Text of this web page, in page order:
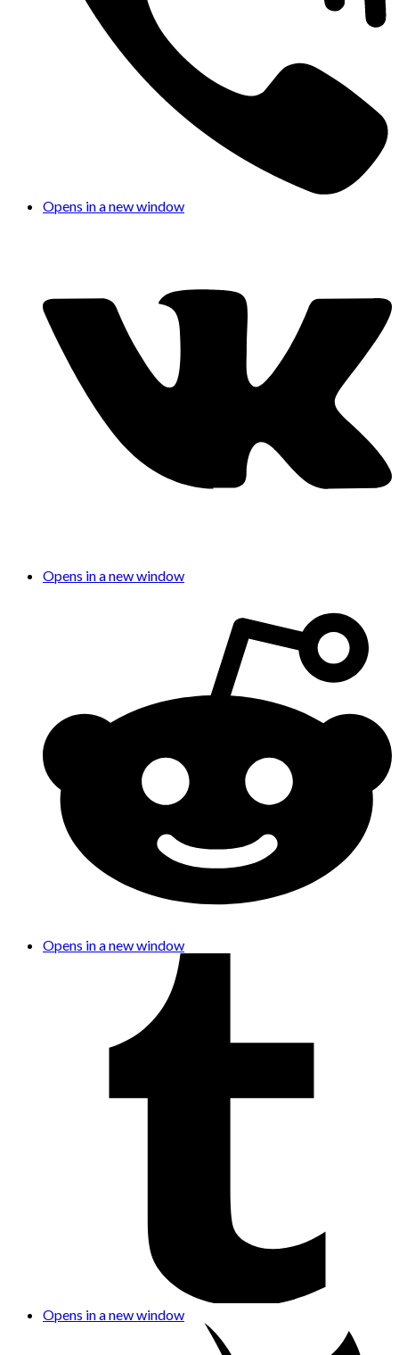
Opens in a new window
Opens in a new window
Opens in a new window
Opens in a new window